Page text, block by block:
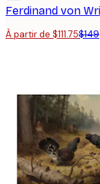
À partir de $111.75$149